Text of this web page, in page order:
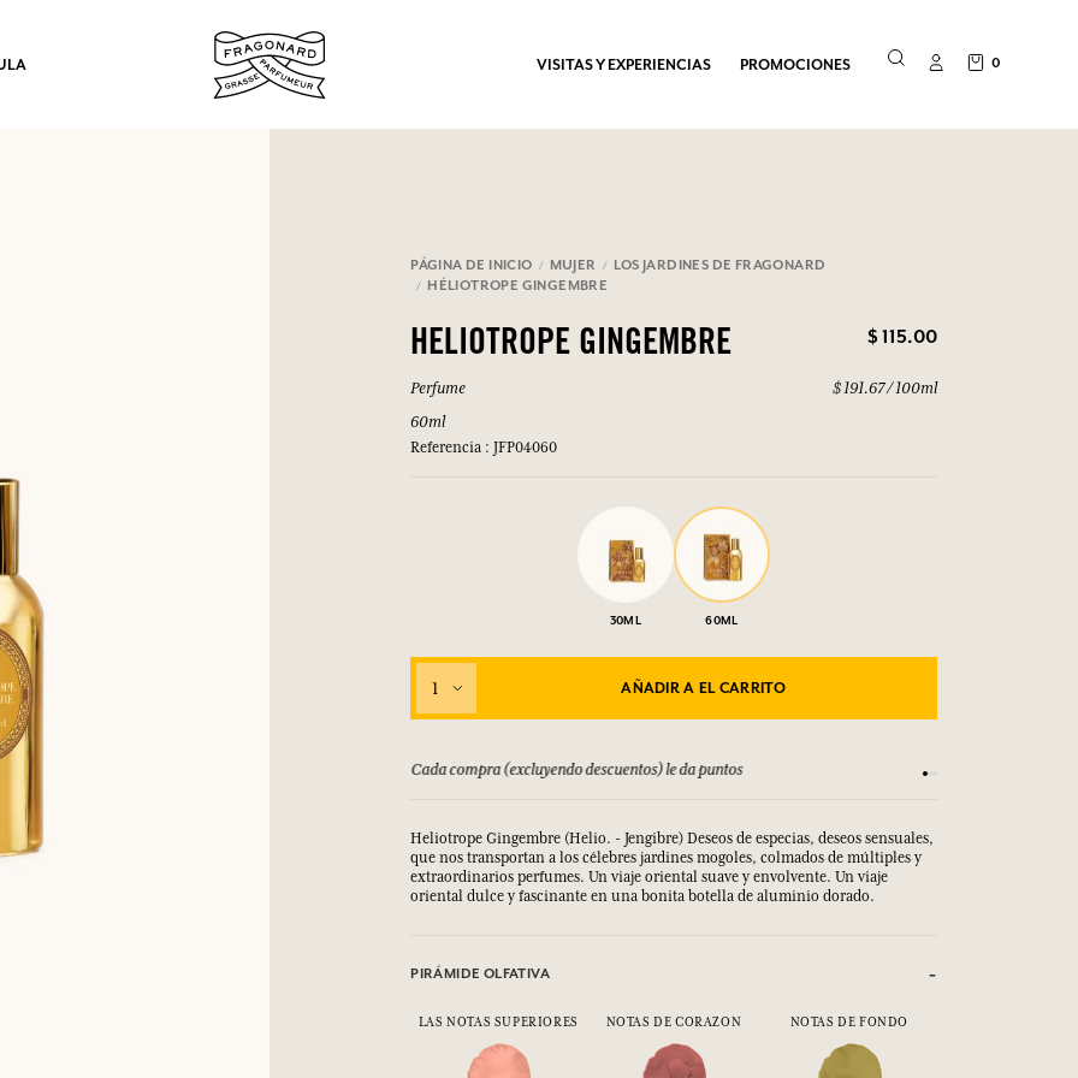
VISITAS Y EXPERIENCIAS PROMOCIONES 0
PÁGINA DE INICIO MUJER
LOS JARDINES DE FRAGONARD
HÉLIOTROPE GINGEMBRE
HELIOTROPE GINGEMBRE $ 115.00
Perfume
60ml
Referencia : JFP04060
$ 191.67 / 100ml
30ML 60ML
1 AÑADIR A EL CARRITO
hasta 15 días Cada compra (excluyendo descuentos) le da puntos
Heliotrope Gingembre (Helio. - Jengibre) Deseos de especias, deseos sensuales,
que nos transportan a los célebres jardines mogoles, colmados de múltiples y
extraordinarios perfumes. Un viaje oriental suave y envolvente.Un viaje
oriental dulce y fascinante en una bonita botella de aluminio dorado.
PIRÁMIDE OLFATIVA
LAS NOTAS SUPERIORES NOTAS DE CORAZON NOTAS DE FONDO